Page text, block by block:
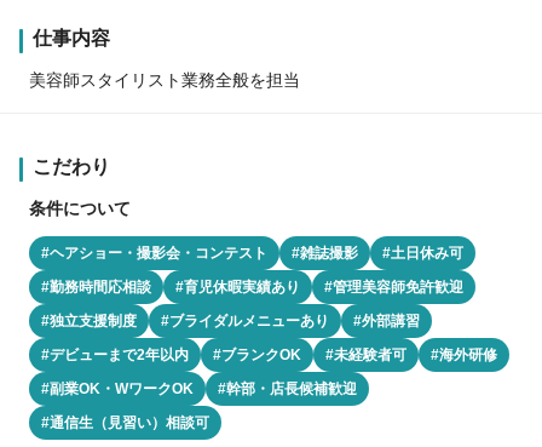
仕事内容
美容師スタイリスト業務全般を担当
こだわり
条件について
#ヘアショー・撮影会・コンテスト #雑誌撮影
#土日休み可
#勤務時間応相談
#育児休暇実績あり
#管理美容師免許歓迎
#独立支援制度
#ブライダルメニューあり
#外部講習
#デビューまで2年以内
#ブランクOK #未経験者可
#海外研修
#副業OK・WワークOK
#幹部・店長候補歓迎
#通信生（見習い）相談可